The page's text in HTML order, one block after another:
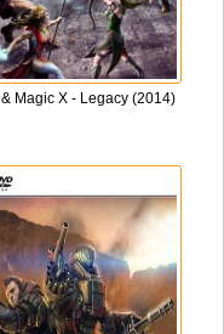
& Magic X - Legacy (2014)